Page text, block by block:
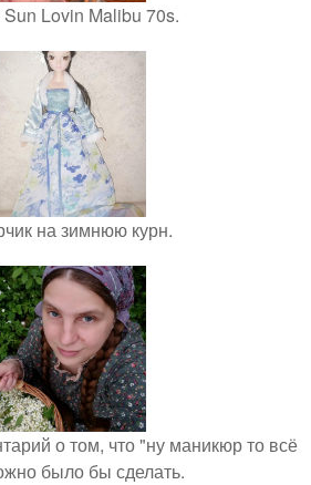
Lovin Malibu 70s.
на зимнюю курн.
о том, что "ну маникюр то всё
было бы сделать.